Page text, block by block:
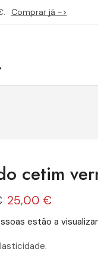
Comprar já ->
cetim
25,00 €
estão a